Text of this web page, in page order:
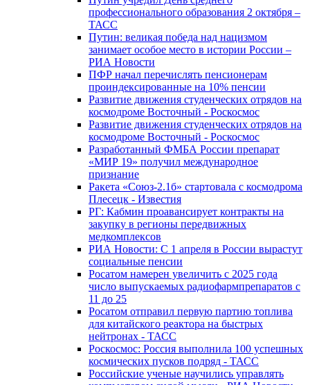
профессионального образования 2 октября –
ТАСС
Путин: великая победа над нацизмом
занимает особое место в истории России –
РИА Новости
ПФР начал перечислять пенсионерам
проиндексированные на 10% пенсии
Развитие движения студенческих отрядов на
космодроме Восточный - Роскосмос
Развитие движения студенческих отрядов на
космодроме Восточный - Роскосмос
Разработанный ФМБА России препарат
«МИР 19» получил международное
признание
Ракета «Союз-2.1б» стартовала с космодрома
Плесецк - Известия
РГ: Кабмин проавансирует контракты на
закупку в регионы передвижных
медкомплексов
РИА Новости: С 1 апреля в России вырастут
социальные пенсии
Росатом намерен увеличить с 2025 года
число выпускаемых радиофармпрепаратов с
11 до 25
Росатом отправил первую партию топлива
для китайского реактора на быстрых
нейтронах - ТАСС
Роскосмос: Россия выполнила 100 успешных
космических пусков подряд - ТАСС
Российские ученые научились управлять